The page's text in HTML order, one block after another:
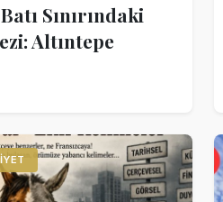
Sınırındaki
Altıntepe